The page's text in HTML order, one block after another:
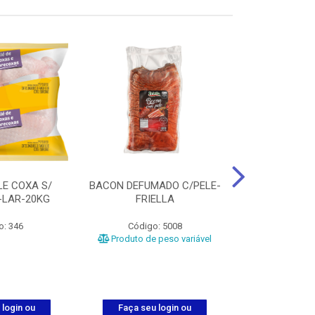
COXA S/
20KG
346
login ou
BACON DEFUMADO C/PELE-
FRIELLA
Código: 5008
Produto de peso variável
Faça seu login ou